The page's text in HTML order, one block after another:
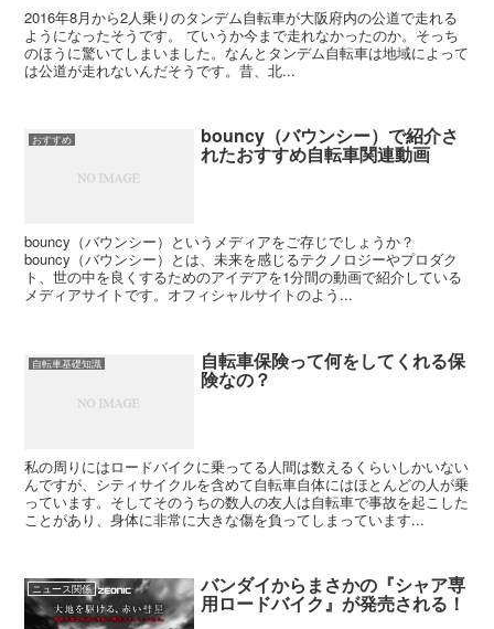
2016年8月から2人乗りのタンデム自転車が大阪府内の公道で走れる
ようになったそうです。 ていうか今まで走れなかったのか。そっち
のほうに驚いてしまいました。なんとタンデム自転車は地域によって
は公道が走れないんだそうです。昔、北...
おすすめ bouncy（バウンシー）で紹介さ
れたおすすめ自転車関連動画
bouncy（バウンシー）というメディアをご存じでしょうか？
bouncy（バウンシー）とは、未来を感じるテクノロジーやプロダク
ト、世の中を良くするためのアイデアを1分間の動画で紹介している
メディアサイトです。オフィシャルサイトのよう...
自転車基礎知識 自転車保険って何をしてくれる保
険なの？
私の周りにはロードバイクに乗ってる人間は数えるくらいしかいない
んですが、シティサイクルを含めて自転車自体にはほとんどの人が乗
っています。そしてそのうちの数人の友人は自転車で事故を起こした
ことがあり、身体に非常に大きな傷を負ってしまっています...
ニュース関係 バンダイからまさかの『シャア専
用ロードバイク』が発売される！